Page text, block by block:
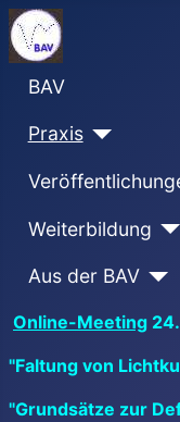
BAV
Praxis
Weiterbildung
Aus der BAV
Online-Meeting
"Faltung von
"Grundsätze zur